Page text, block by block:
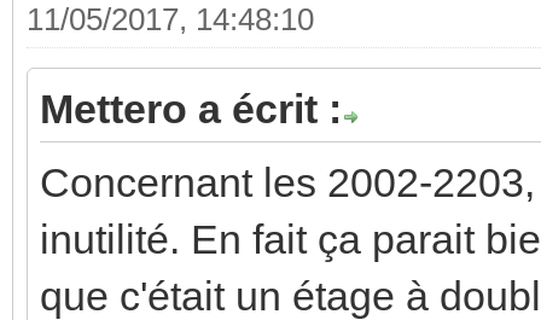
11/05/2017, 14:48:10
Mettero a écrit :
Concernant les 2002-
inutilité. En fait ça parait
que c'était un étage à